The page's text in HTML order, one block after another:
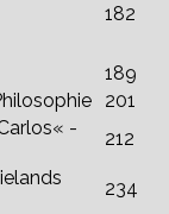
182
189
201
-
212
234